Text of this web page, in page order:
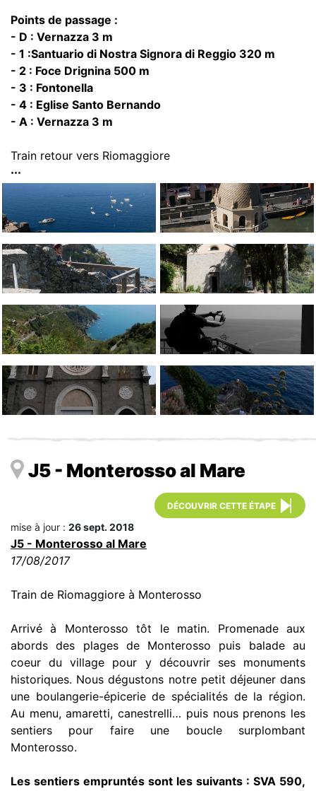
Points de passage :
- D : Vernazza 3 m
- 1 :Santuario di Nostra Signora di Reggio 320 m
- 2 : Foce Drignina 500 m
- 3 : Fontonella
- 4 : Eglise Santo Bernando
- A : Vernazza 3 m
Train retour vers Riomaggiore
J5 - Monterosso al Mare
DÉCOUVRIR CETTE ÉTAPE
mise à jour : 26 sept. 2018
J5 - Monterosso al Mare
17/08/2017
Train de Riomaggiore à Monterosso
Arrivé à Monterosso tôt le matin. Promenade aux
abords des plages de Monterosso puis balade au
coeur du village pour y découvrir ses monuments
historiques. Nous dégustons notre petit déjeuner dans
une boulangerie-épicerie de spécialités de la région.
Au menu, amaretti, canestrelli… puis nous prenons les
sentiers pour faire une boucle surplombant
Monterosso.
Les sentiers empruntés sont les suivants : SVA 590,